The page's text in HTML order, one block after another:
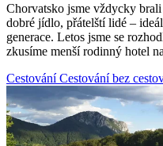
Chorvatsko jsme vždycky
dobré jídlo, přátelští lidé –
generace. Letos jsme se
zkusíme menší rodinný hotel
CestováníCestování bez